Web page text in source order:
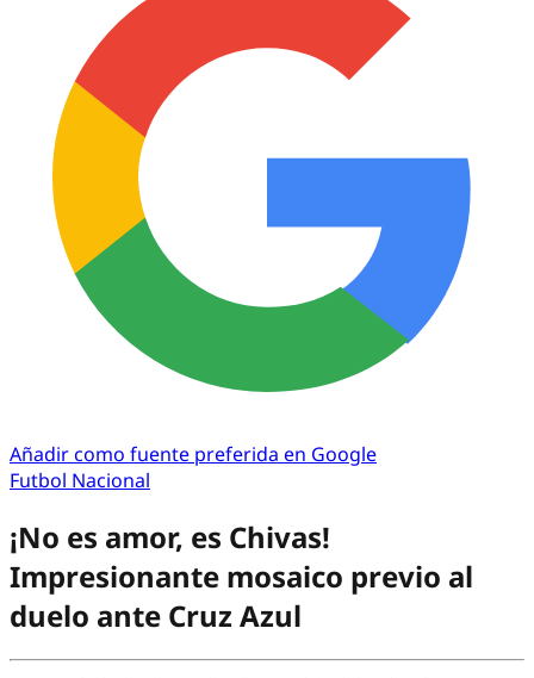
Añadir como fuente preferida en Google
Futbol Nacional
¡No es amor, es Chivas!
Impresionante mosaico previo al
duelo ante Cruz Azul